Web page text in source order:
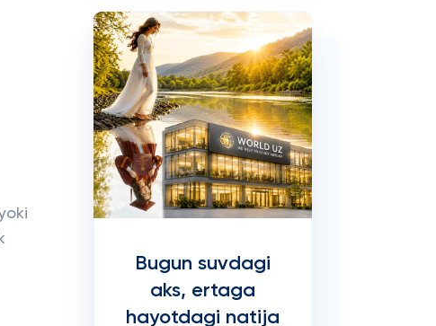
Bugun suvdagi
aks, ertaga
hayotdagi natija